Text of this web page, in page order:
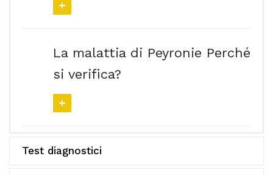
La malattia di Peyronie Perché
si verifica?
Test diagnostici